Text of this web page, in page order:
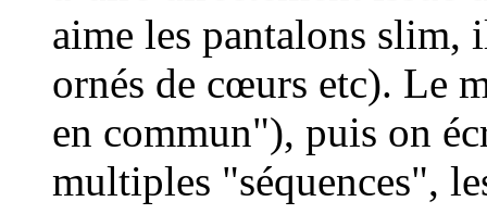
aime les pantalons slim,
ornés de cœurs etc). Le
en commun"), puis on
multiples "séquences",